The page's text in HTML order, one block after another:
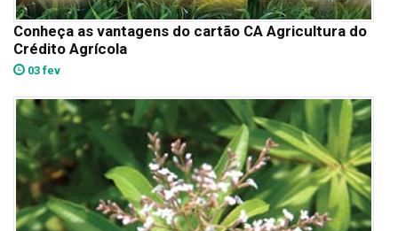
Conheça as vantagens do cartão CA Agricultura do
Crédito Agrícola
03 fev